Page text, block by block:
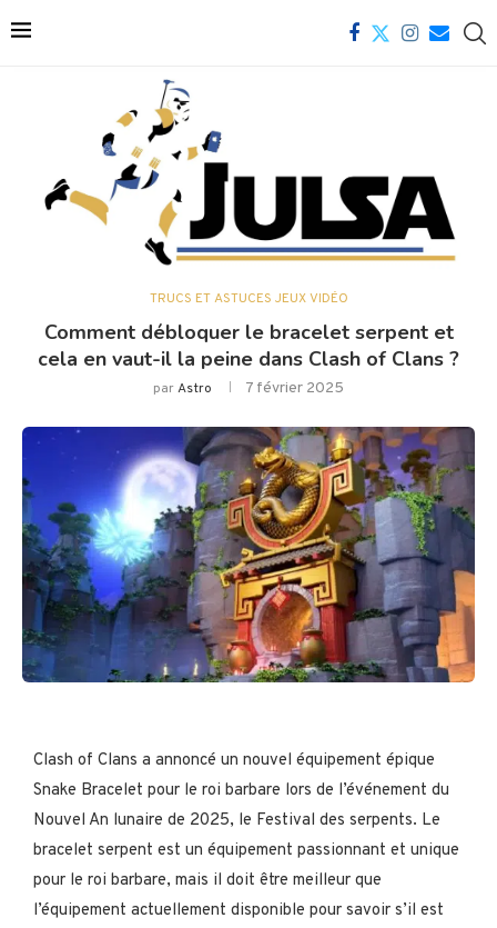
TRUCS ET ASTUCES JEUX VIDÉO
Comment débloquer le bracelet serpent et
cela en vaut-il la peine dans Clash of Clans ?
parAstro 7 février 2025
Clash of Clans a annoncé un nouvel équipement épique
Snake Bracelet pour le roi barbare lors de l’événement du
Nouvel An lunaire de 2025, le Festival des serpents. Le
bracelet serpent est un équipement passionnant et unique
pour le roi barbare, mais il doit être meilleur que
l’équipement actuellement disponible pour savoir s’il est